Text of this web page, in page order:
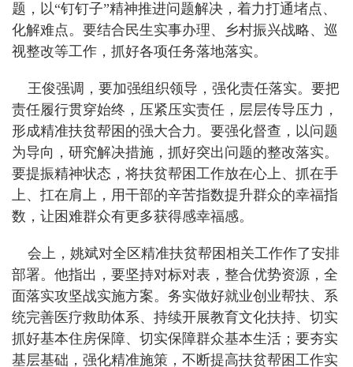
题，以“钉钉子”精神推进问题解决，着力打通堵点、
化解难点。要结合民生实事办理、乡村振兴战略、巡
视整改等工作，抓好各项任务落地落实。
王俊强调，要加强组织领导，强化责任落实。要把
责任履行贯穿始终，压紧压实责任，层层传导压力，
形成精准扶贫帮困的强大合力。要强化督查，以问题
为导向，研究解决措施，抓好突出问题的整改落实。
要提振精神状态，将扶贫帮困工作放在心上、抓在手
上、扛在肩上，用干部的辛苦指数提升群众的幸福指
数，让困难群众有更多获得感幸福感。
会上，姚斌对全区精准扶贫帮困相关工作作了安排
部署。他指出，要坚持对标对表，整合优势资源，全
面落实攻坚战实施方案。务实做好就业创业帮扶、系
统完善医疗救助体系、持续开展教育文化扶持、切实
抓好基本住房保障、切实保障群众基本生活；要夯实
基层基础，强化精准施策，不断提高扶贫帮困工作实